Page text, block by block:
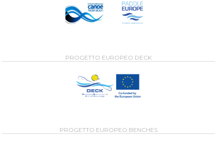
PROGETTO EUROPEO DECK
PROGETTO EUROPEO BENCHES